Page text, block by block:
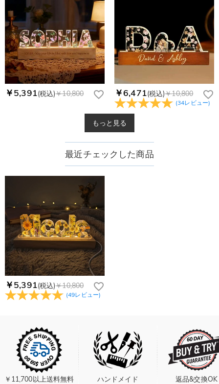
￥5,391(税込)￥10,800 ￥6,471(税込)￥10,800
(34レビュー)
もっと見る
最近チェックした商品
￥5,391(税込)￥10,800
(49レビュー)
￥11,700以上送料無料 ハンドメイド 返品&交換OK